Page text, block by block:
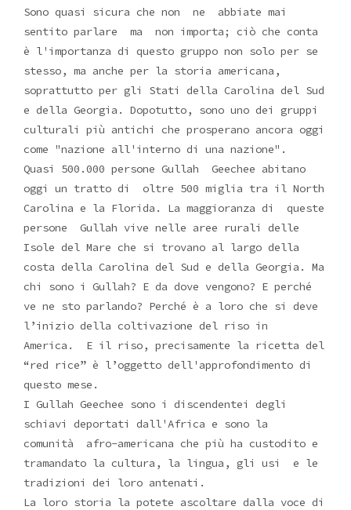
Sono quasi sicura che non ne abbiate mai
sentito parlare ma non importa; ciò che conta
è l'importanza di questo gruppo non solo per se
stesso, ma anche per la storia americana,
soprattutto per gli Stati della Carolina del Sud
e della Georgia. Dopotutto, sono uno dei gruppi
culturali più antichi che prosperano ancora oggi
come "nazione all'interno di una nazione".
Quasi 500.000 persone Gullah
Geechee abitano
oggi un tratto di oltre 500 miglia tra il North
Carolina e la Florida. La maggioranza di
queste
persone
Gullah vive nelle aree rurali delle
Isole del Mare che si trovano al largo della
costa della Carolina del Sud e della Georgia. Ma
chi sono i Gullah? E da dove vengono? E perché
ve ne sto parlando? Perché è a loro che si deve
l’inizio della coltivazione del riso in
America.
E il riso, precisamente la ricetta del
“red rice” è l’oggetto dell'approfondimento di
questo mese.
I Gullah Geechee sono i discendentei degli
schiavi deportati dall'Africa e sono la
comunità afro-americana che più ha custodito e
tramandato la cultura, la lingua, gli usi e le
tradizioni dei loro antenati.
La loro storia la potete ascoltare dalla voce di